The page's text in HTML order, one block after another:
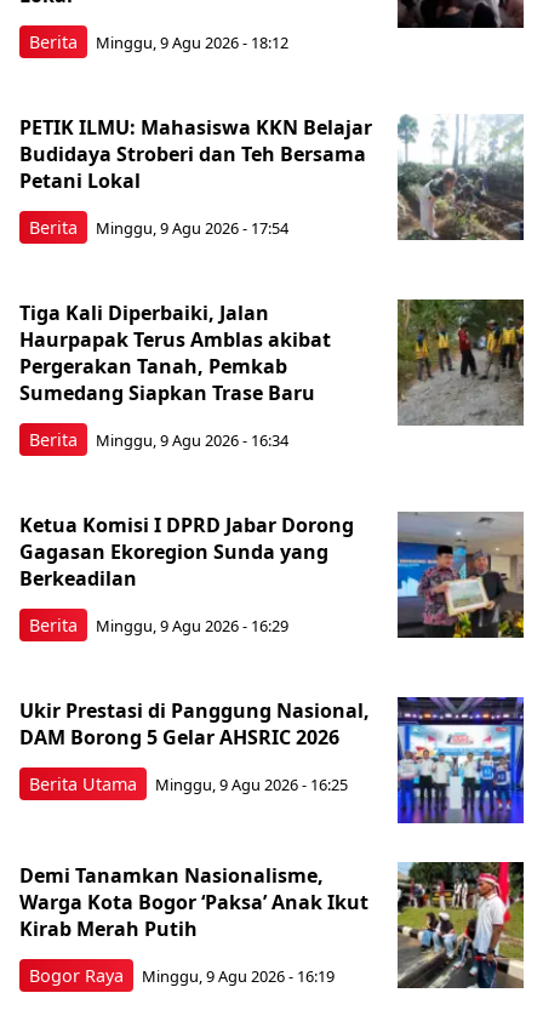
Berita Minggu, 9 Agu 2026 - 18:12
Berita
PETIK ILMU: Mahasiswa KKN Belajar
Budidaya Stroberi dan Teh Bersama
Petani Lokal
Minggu, 9 Agu 2026 - 17:54
Berita
Tiga Kali Diperbaiki, Jalan
Haurpapak Terus Amblas akibat
Pergerakan Tanah, Pemkab
Sumedang Siapkan Trase Baru
Minggu, 9 Agu 2026 - 16:34
Berita
Ketua Komisi I DPRD Jabar Dorong
Gagasan Ekoregion Sunda yang
Berkeadilan
Minggu, 9 Agu 2026 - 16:29
Berita Utama
Ukir Prestasi di Panggung Nasional,
DAM Borong 5 Gelar AHSRIC 2026
Minggu, 9 Agu 2026 - 16:25
Bogor Raya
Demi Tanamkan Nasionalisme,
Warga Kota Bogor ‘Paksa’ Anak Ikut
Kirab Merah Putih
Minggu, 9 Agu 2026 - 16:19